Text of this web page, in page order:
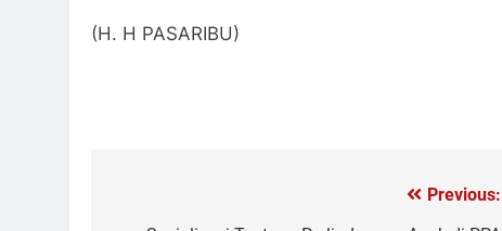
(H. H PASARIBU)
Previous: